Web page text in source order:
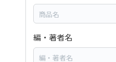
編・著者名